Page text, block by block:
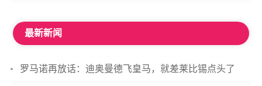
最新新闻
罗马诺再放话：迪奥曼德飞皇马，就差莱比锡点头了